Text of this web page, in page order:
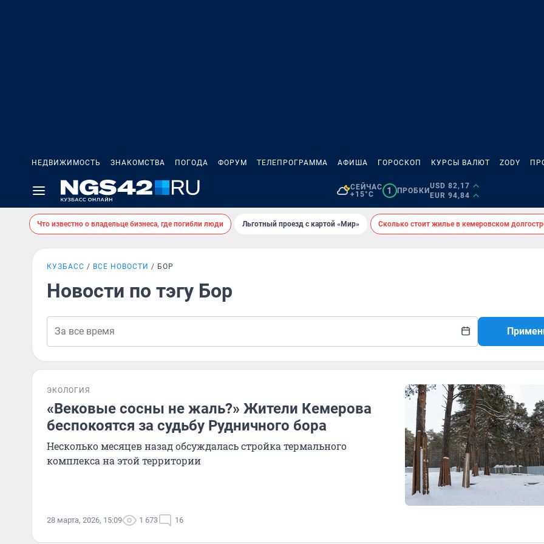
НЕДВИЖИМОСТЬ ЗНАКОМСТВА ПОГОДА ФОРУМ ТЕЛЕПРОГРАММА АФИША ГОРОСКОП КУРСЫ ВАЛЮТ ZODY
СЕЙЧАС
+15°C
1 ПРОБКИ
USD 82,17
EUR 94,84
Что известно о владельце бизнеса, где погибли люди Льготный проезд с картой «Мир» Сколько стоит жилье в кемеровском
КУЗБАСС ВСЕ НОВОСТИ БОР
Новости по тэгу Бор
ЭКОЛОГИЯ
«Вековые сосны не жаль?» Жители Кемерова
беспокоятся за судьбу Рудничного бора
Несколько месяцев назад обсуждалась стройка термального
комплекса на этой территории
28 марта, 2026, 15:09 1 673 16